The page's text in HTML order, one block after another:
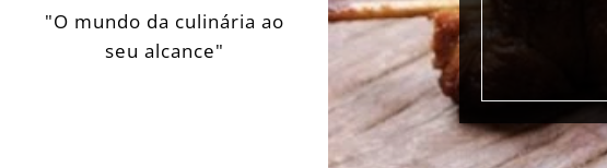
"O mundo da culinária ao
seu alcance"